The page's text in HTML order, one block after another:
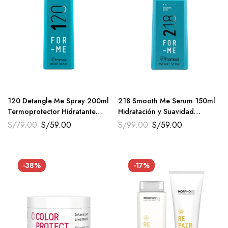
120 Detangle Me Spray 200ml
Termoprotector Hidratante
For-Me Framesi
S/79.00 S/59.00
218 Smooth Me Serum 150ml
Hidratación y Suavidad
Framesi
S/99.00 S/59.00
-38% -17%